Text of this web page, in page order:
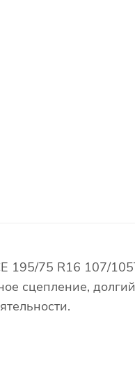
195/75 R16 107/
сцепление,